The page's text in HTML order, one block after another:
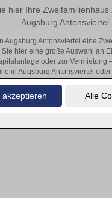
akzeptieren Alle
hier Ihre Zweifamilienhaus
Augsburg Antonsviertel
Augsburg Antonsviertel eine
Sie hier eine große Auswahl an
oder zur Vermietung
in Augsburg Antonsviertel
derzeit keine passenden